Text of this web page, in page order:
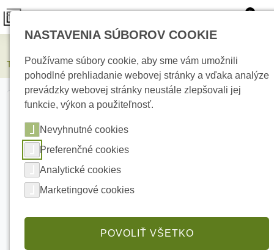
0
Termofol stropný infračervený panel TF-SW350 350 W
NASTAVENIA SÚBOROV COOKIE
Používame súbory cookie, aby sme vám umožnili
pohodlné prehliadanie webovej stránky a vďaka analýze
prevádzky webovej stránky neustále zlepšovali jej
funkcie, výkon a použiteľnosť.
Nevyhnutné cookies
Preferenčné cookies
Analytické cookies
Marketingové cookies
POVOLIŤ VŠETKO